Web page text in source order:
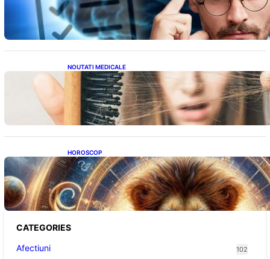
ridicat care nu țin de școală
NOUTATI MEDICALE
Semnele unei deficiențe de proteine:
Impactul asupra sănătății tale
HOROSCOP
Portalul Leului 8/8: Oportunități de
Abundență pentru Cinci Zodii în 2026
CATEGORIES
Afectiuni
102